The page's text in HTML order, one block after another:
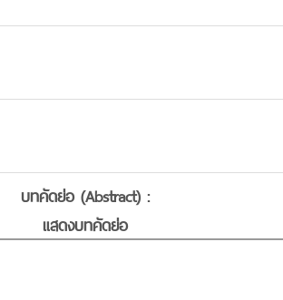
บทคัดย่อ (Abstract) :
แสดงบทคัดย่อ